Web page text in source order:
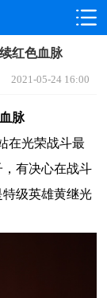
红色血脉
2021-05-24 16:00
脉
在光荣战斗最
有决心在战斗
级英雄黄继光